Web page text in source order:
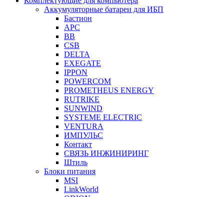
Аккумуляторные батареи для ИБП
Бастион
APC
BB
CSB
DELTA
EXEGATE
IPPON
POWERCOM
PROMETHEUS ENERGY
RUTRIKE
SUNWIND
SYSTEME ELECTRIC
VENTURA
ИМПУЛЬС
Контакт
СВЯЗЬ ИНЖИНИРИНГ
Штиль
Блоки питания
MSI
LinkWorld